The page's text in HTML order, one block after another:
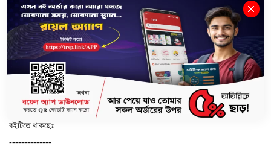
এই বইটির পরীক্ষায় আসার উপযোগী মডেল টেস্ট গুলোতে অংশ নেয়ার মাধ্যমে বিসিএস
চূড়ান্ত প্রিলিতে অংশগ্রহণের অনুভূতির সাথে সাথে পরীক্ষার সময় ব্যবস্থাপনা ও উত্তর
করার কৌশল সম্পর্কে সম্যক ধারণা অর্জন করতে পারবেন। হাতে সময় কম, তাই প্রস্তুতি
পূর্ণাঙ্গ করতে একটু বেশি করেই পড়াশোনা করতে হবে। যতটুকু সময় রয়েছে, নিজের
সর্বোচ্চটা দিয়ে প্রস্তুত হোন। তাই নিজের আত্মবিশ্বাস বৃদ্ধির জন্য অবশ্যই সাথে রাখুন
Powerplay 46th BCS Model Test.
বইটিতে থাকছেঃ
--------------